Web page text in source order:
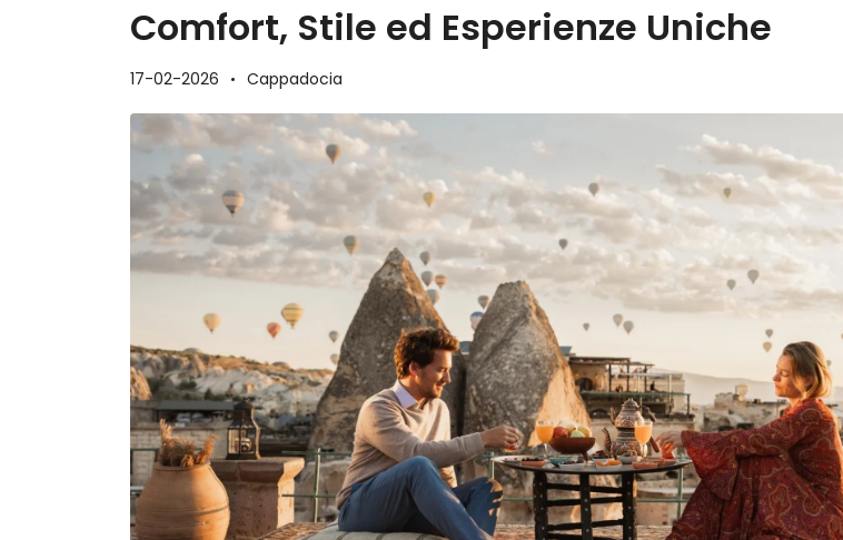
Comfort, Stile ed Esperienze Uniche
17-02-2026 Cappadocia